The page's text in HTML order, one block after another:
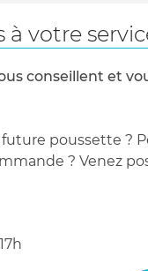
à votre
conseillent et
poussette ?
? Venez